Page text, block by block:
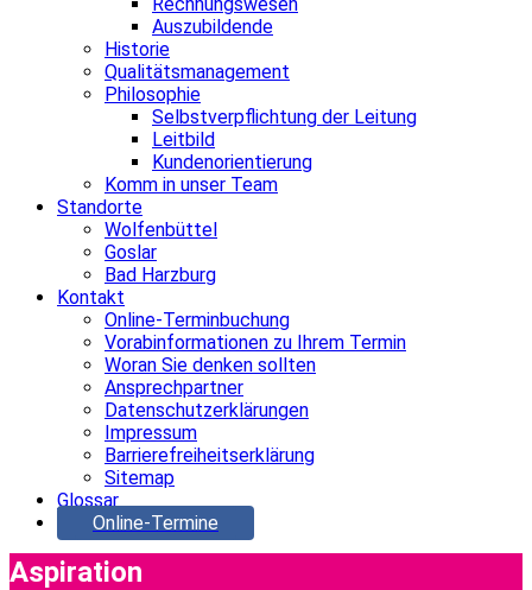
Auszubildende
Historie
Qualitätsmanagement
Philosophie
Selbstverpflichtung der Leitung
Leitbild
Kundenorientierung
Komm in unser Team
Standorte
Wolfenbüttel
Goslar
Bad Harzburg
Kontakt
Online-Terminbuchung
Vorabinformationen zu Ihrem Termin
Woran Sie denken sollten
Ansprechpartner
Datenschutzerklärungen
Impressum
Barrierefreiheitserklärung
Sitemap
Glossar
Online-Termine
Aspiration